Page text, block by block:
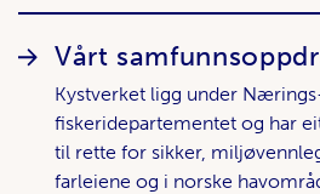
Vårt
Kystverket ligg under
fiskeridepartementet og har
til rette for sikker,
farleiene og i norske